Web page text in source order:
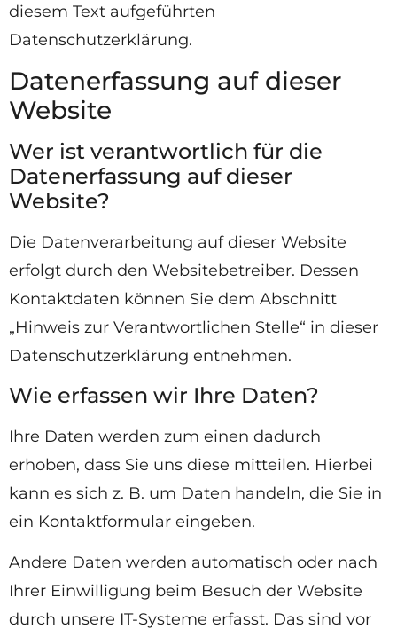
diesem Text aufgeführten
Datenschutzerklärung.
Datenerfassung auf dieser
Website
Wer ist verantwortlich für die
Datenerfassung auf dieser
Website?
Die Datenverarbeitung auf dieser Website
erfolgt durch den Websitebetreiber. Dessen
Kontaktdaten können Sie dem Abschnitt
„Hinweis zur Verantwortlichen Stelle“ in dieser
Datenschutzerklärung entnehmen.
Wie erfassen wir Ihre Daten?
Ihre Daten werden zum einen dadurch
erhoben, dass Sie uns diese mitteilen. Hierbei
kann es sich z. B. um Daten handeln, die Sie in
ein Kontaktformular eingeben.
Andere Daten werden automatisch oder nach
Ihrer Einwilligung beim Besuch der Website
durch unsere IT-Systeme erfasst. Das sind vor